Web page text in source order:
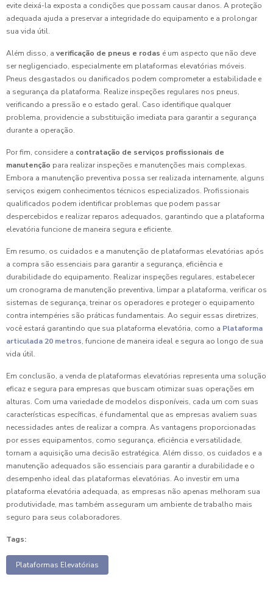
evite deixá-la exposta a condições que possam causar danos. A proteção
adequada ajuda a preservar a integridade do equipamento e a prolongar
sua vida útil.
Além disso, a verificação de pneus e rodas é um aspecto que não deve
ser negligenciado, especialmente em plataformas elevatórias móveis.
Pneus desgastados ou danificados podem comprometer a estabilidade e
a segurança da plataforma. Realize inspeções regulares nos pneus,
verificando a pressão e o estado geral. Caso identifique qualquer
problema, providencie a substituição imediata para garantir a segurança
durante a operação.
Por fim, considere a contratação de serviços profissionais de
manutenção para realizar inspeções e manutenções mais complexas.
Embora a manutenção preventiva possa ser realizada internamente, alguns
serviços exigem conhecimentos técnicos especializados. Profissionais
qualificados podem identificar problemas que podem passar
despercebidos e realizar reparos adequados, garantindo que a plataforma
elevatória funcione de maneira segura e eficiente.
Em resumo, os cuidados e a manutenção de plataformas elevatórias após
a compra são essenciais para garantir a segurança, eficiência e
durabilidade do equipamento. Realizar inspeções regulares, estabelecer
um cronograma de manutenção preventiva, limpar a plataforma, verificar os
sistemas de segurança, treinar os operadores e proteger o equipamento
contra intempéries são práticas fundamentais. Ao seguir essas diretrizes,
você estará garantindo que sua plataforma elevatória, como a Plataforma
articulada 20 metros, funcione de maneira ideal e segura ao longo de sua
vida útil.
Em conclusão, a venda de plataformas elevatórias representa uma solução
eficaz e segura para empresas que buscam otimizar suas operações em
alturas. Com uma variedade de modelos disponíveis, cada um com suas
características específicas, é fundamental que as empresas avaliem suas
necessidades antes de realizar a compra. As vantagens proporcionadas
por esses equipamentos, como segurança, eficiência e versatilidade,
tornam a aquisição uma decisão estratégica. Além disso, os cuidados e a
manutenção adequados são essenciais para garantir a durabilidade e o
desempenho ideal das plataformas elevatórias. Ao investir em uma
plataforma elevatória adequada, as empresas não apenas melhoram sua
produtividade, mas também asseguram um ambiente de trabalho mais
seguro para seus colaboradores.
Tags:
Plataformas Elevatórias